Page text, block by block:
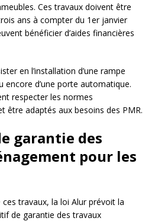
Ces travaux doivent être
ans à compter du 1er janvier
bénéficier d’aides financières
en l’installation d’une rampe
encore d’une porte automatique.
respecter les normes
être adaptés aux besoins des PMR.
garantie des
pour les
travaux, la loi Alur prévoit la
de garantie des travaux